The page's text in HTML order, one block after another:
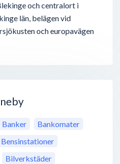
och centralort i
län, belägen vid
och europavägen
Banker
Bankomater
Bensinstationer
Bilverkstäder